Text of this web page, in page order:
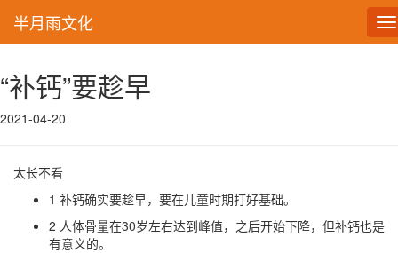
半月雨文化
“补钙”要趁早
2021-04-20
太长不看
1 补钙确实要趁早，要在儿童时期打好基础。
2 人体骨量在30岁左右达到峰值，之后开始下降，但补钙也是
有意义的。